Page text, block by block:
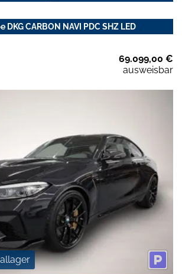
DKG CARBON NAVI PDC SHZ LED
69.099,00 €
ausweisbar